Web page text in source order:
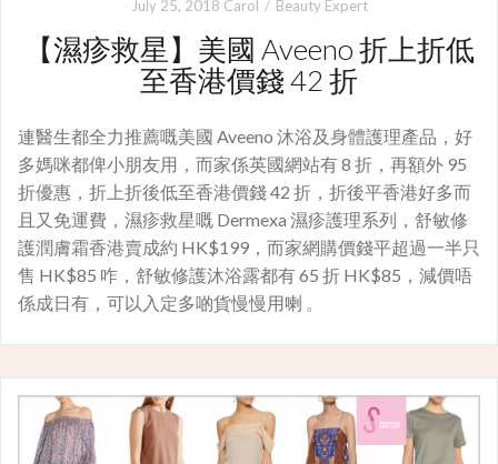
July 25, 2018 Carol Beauty Expert
【濕疹救星】美國 Aveeno 折上折低
至香港價錢 42 折
連醫生都全力推薦嘅美國 Aveeno 沐浴及身體護理產品，好
多媽咪都俾小朋友用，而家係英國網站有 8 折，再額外 95
折優惠，折上折後低至香港價錢 42 折，折後平香港好多而
且又免運費，濕疹救星嘅 Dermexa 濕疹護理系列，舒敏修
護潤膚霜香港賣成約 HK$199，而家網購價錢平超過一半只
售 HK$85 咋，舒敏修護沐浴露都有 65 折 HK$85，減價唔
係成日有，可以入定多啲貨慢慢用喇 。